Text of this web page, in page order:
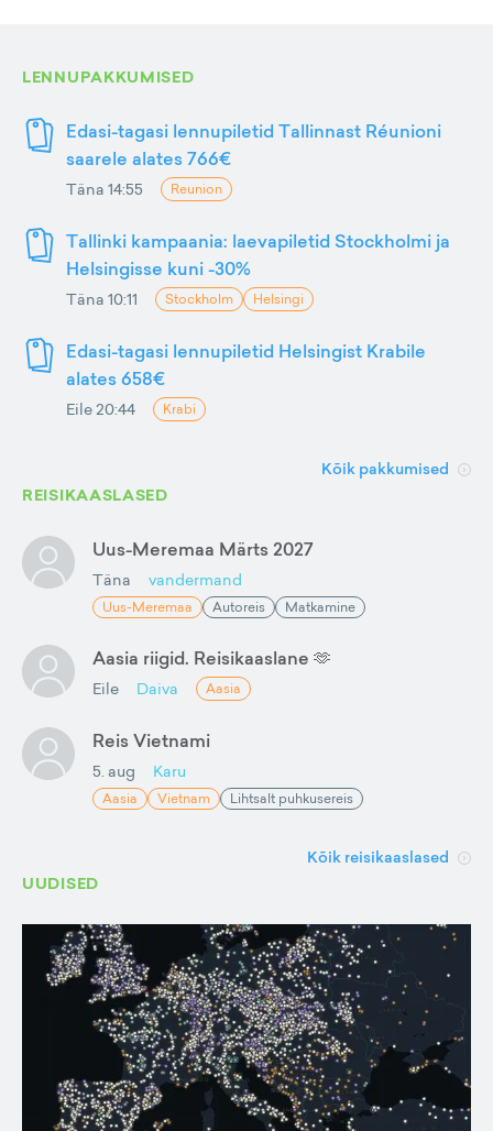
LENNUPAKKUMISED
Edasi-tagasi lennupiletid Tallinnast Réunioni
saarele alates 766€
Täna 14:55 Reunion
Tallinki kampaania: laevapiletid Stockholmi ja
Helsingisse kuni -30%
Täna 10:11 Stockholm Helsingi
Edasi-tagasi lennupiletid Helsingist Krabile
alates 658€
Eile 20:44 Krabi
Kõik pakkumised
REISIKAASLASED
Uus-Meremaa Märts 2027
Täna vandermand
Uus-Meremaa Autoreis Matkamine
Aasia riigid. Reisikaaslane 🫶
Eile Daiva Aasia
Reis Vietnami
5. aug Karu
Aasia Vietnam Lihtsalt puhkusereis
Kõik reisikaaslased
UUDISED